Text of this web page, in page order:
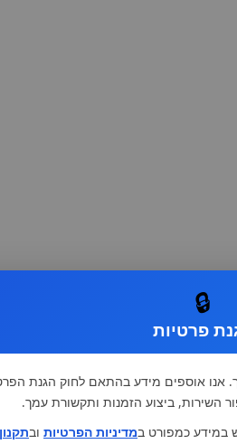
🔒
פרטיות
אנו אוספים מידע בהתאם לחוק הגנת
במידע כמפורט במדיניות הפרטיות ובתקנון